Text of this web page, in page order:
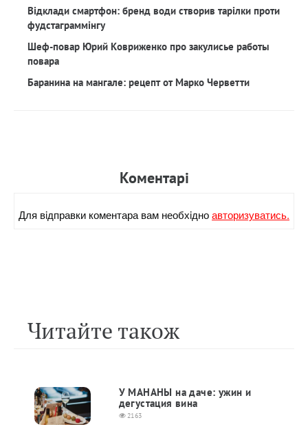
Відклади смартфон: бренд води створив тарілки проти
фудстаграммінгу
Шеф-повар Юрий Ковриженко про закулисье работы
повара
Баранина на мангале: рецепт от Марко Черветти
Коментарi
Для вiдправки коментара вам необхiдноавторизуватись.
Читайте також
У МАНАНЫ на даче: ужин и
дегустация вина
2163